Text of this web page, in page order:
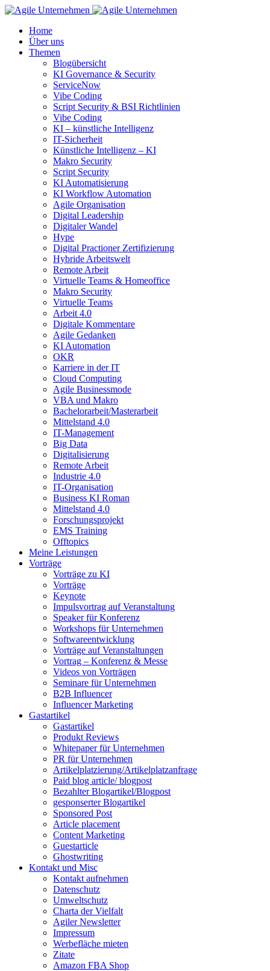
Home
Über uns
Themen
Blogübersicht
KI Governance & Security
ServiceNow
Vibe Coding
Script Security & BSI Richtlinien
Vibe Coding
KI – künstliche Intelligenz
IT-Sicherheit
Künstliche Intelligenz – KI
Makro Security
Script Security
KI Automatisierung
KI Workflow Automation
Agile Organisation
Digital Leadership
Digitaler Wandel
Hype
Digital Practioner Zertifizierung
Hybride Arbeitswelt
Remote Arbeit
Virtuelle Teams & Homeoffice
Makro Security
Virtuelle Teams
Arbeit 4.0
Digitale Kommentare
Agile Gedanken
KI Automation
OKR
Karriere in der IT
Cloud Computing
Agile Businessmode
VBA und Makro
Bachelorarbeit/Masterarbeit
Mittelstand 4.0
IT-Management
Big Data
Digitalisierung
Remote Arbeit
Industrie 4.0
IT-Organisation
Business KI Roman
Mittelstand 4.0
Forschungsprojekt
EMS Training
Offtopics
Meine Leistungen
Vorträge
Vorträge zu KI
Vorträge
Keynote
Impulsvortrag auf Veranstaltung
Speaker für Konferenz
Workshops für Unternehmen
Softwareentwicklung
Vorträge auf Veranstaltungen
Vortrag – Konferenz & Messe
Videos von Vorträgen
Seminare für Unternehmen
B2B Influencer
Influencer Marketing
Gastartikel
Gastartikel
Produkt Reviews
Whitepaper für Unternehmen
PR für Unternehmen
Artikelplatzierung/Artikelplatzanfrage
Paid blog article/ blogpost
Bezahlter Blogartikel/Blogpost
gesponserter Blogartikel
Sponsored Post
Article placement
Content Marketing
Guestarticle
Ghostwriting
Kontakt und Misc
Kontakt aufnehmen
Datenschutz
Umweltschutz
Charta der Vielfalt
Agiler Newsletter
Impressum
Werbefläche mieten
Zitate
Amazon FBA Shop